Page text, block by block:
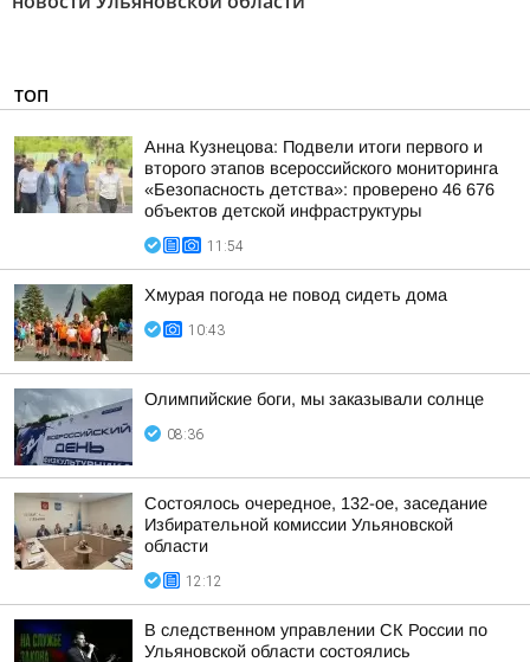
ТОП
Анна Кузнецова: Подвели итоги первого и
второго этапов всероссийского мониторинга
«Безопасность детства»: проверено 46 676
объектов детской инфраструктуры
11:54
Хмурая погода не повод сидеть дома
10:43
Олимпийские боги, мы заказывали солнце
08:36
Состоялось очередное, 132-ое, заседание
Избирательной комиссии Ульяновской
области
12:12
В следственном управлении СК России по
Ульяновской области состоялись